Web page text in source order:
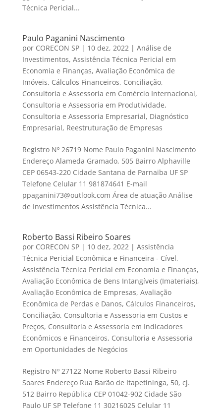
Técnica Pericial...
Paulo Paganini Nascimento
por CORECON SP| 10 dez, 2022| Análise de
Investimentos, Assistência Técnica Pericial em
Economia e Finanças, Avaliação Econômica de
Imóveis, Cálculos Financeiros, Conciliação,
Consultoria e Assessoria em Comércio Internacional,
Consultoria e Assessoria em Produtividade,
Consultoria e Assessoria Empresarial, Diagnóstico
Empresarial, Reestruturação de Empresas
Registro Nº 26719 Nome Paulo Paganini Nascimento
Endereço Alameda Gramado, 505 Bairro Alphaville
CEP 06543-220 Cidade Santana de Parnaiba UF SP
Telefone Celular 11 981874641 E-mail
ppaganini73@outlook.com Área de atuação Análise
de Investimentos Assistência Técnica...
Roberto Bassi Ribeiro Soares
por CORECON SP| 10 dez, 2022| Assistência
Técnica Pericial Econômica e Financeira - Cível,
Assistência Técnica Pericial em Economia e Finanças,
Avaliação Econômica de Bens Intangíveis (Imateriais),
Avaliação Econômica de Empresas, Avaliação
Econômica de Perdas e Danos, Cálculos Financeiros,
Conciliação, Consultoria e Assessoria em Custos e
Preços, Consultoria e Assessoria em Indicadores
Econômicos e Financeiros, Consultoria e Assessoria
em Oportunidades de Negócios
Registro Nº 27122 Nome Roberto Bassi Ribeiro
Soares Endereço Rua Barão de Itapetininga, 50, cj.
512 Bairro República CEP 01042-902 Cidade São
Paulo UF SP Telefone 11 30216025 Celular 11